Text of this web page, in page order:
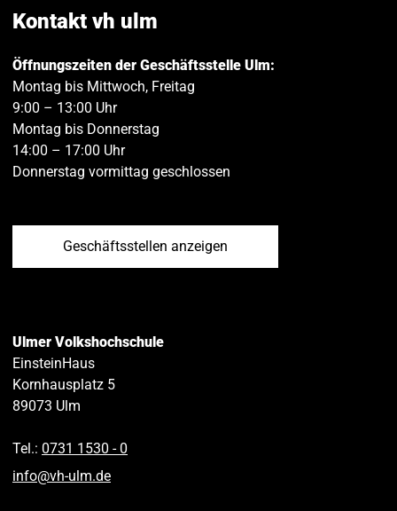
Kontakt vh ulm
Öffnungszeiten der Geschäftsstelle Ulm:
Montag bis Mittwoch, Freitag
9:00 – 13:00 Uhr
Montag bis Donnerstag
14:00 – 17:00 Uhr
Donnerstag vormittag geschlossen
Geschäftsstellen anzeigen
Ulmer Volkshochschule
EinsteinHaus
Kornhausplatz 5
89073 Ulm
Tel.: 0731 1530 ‑ 0
info@vh-ulm.de